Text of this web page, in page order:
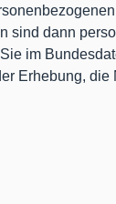
dann
im
Erhebung,